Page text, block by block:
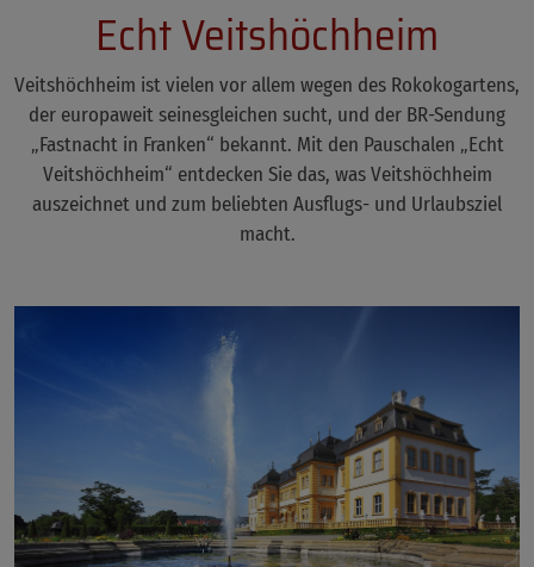
Echt Veitshöchheim
Veitshöchheim ist vielen vor allem wegen des Rokokogartens,
der europaweit seinesgleichen sucht, und der BR-Sendung
„Fastnacht in Franken“ bekannt. Mit den Pauschalen „Echt
Veitshöchheim“ entdecken Sie das, was Veitshöchheim
auszeichnet und zum beliebten Ausflugs- und Urlaubsziel
macht.